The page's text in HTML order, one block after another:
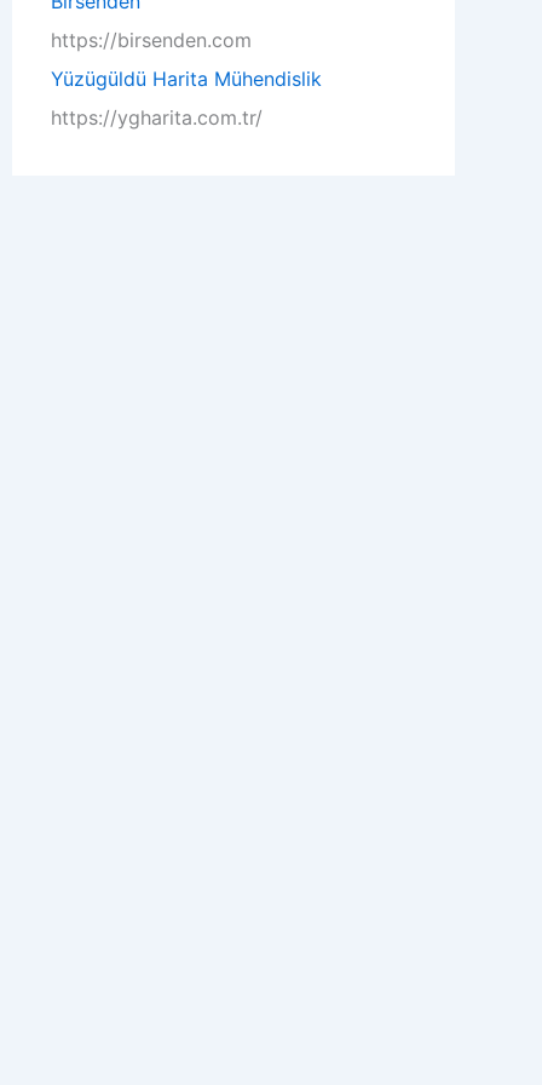
https://birsenden.com
Yüzügüldü Harita Mühendislik
https://ygharita.com.tr/